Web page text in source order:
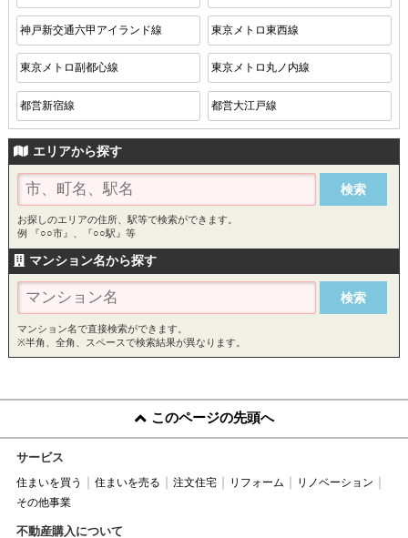
神戸新交通六甲アイランド線 東京メトロ東西線
東京メトロ副都心線 東京メトロ丸ノ内線
都営新宿線 都営大江戸線
エリアから探す
お探しのエリアの住所、駅等で検索ができます。
例 『○○市』、『○○駅』等
マンション名から探す
マンション名で直接検索ができます。
※半角、全角、スペースで検索結果が異なります。
このページの先頭へ
サービス
住まいを買う 住まいを売る 注文住宅 リフォーム
リノベーション
その他事業
不動産購入について